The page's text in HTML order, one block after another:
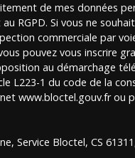
de mes données
RGPD. Si vous ne
commerciale par
pouvez vous inscrire
au démarchage
L223-1 du code de la
www.bloctel.gouv.fr ou
Service Bloctel, CS